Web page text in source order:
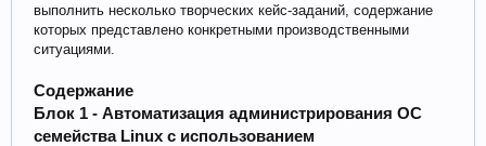
выполнить несколько творческих кейс-заданий, содержание
которых представлено конкретными производственными
ситуациями.
Содержание
Блок 1 - Автоматизация администрирования ОС
семейства Linux с использованием